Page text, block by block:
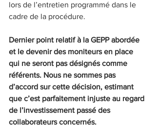
lors de l’entretien programmé dans le
cadre de la procédure.
Dernier point relatif à la GEPP abordée
et le devenir des moniteurs en place
qui ne seront pas désignés comme
référents. Nous ne sommes pas
d’accord sur cette décision, estimant
que c’est parfaitement injuste au regard
de l’investissement passé des
collaborateurs concernés.